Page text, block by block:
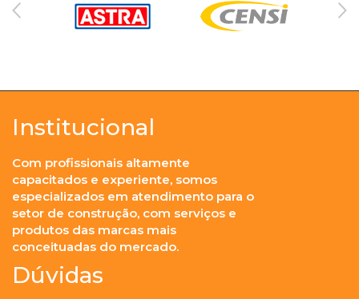
Institucional
Com profissionais altamente
capacitados e experiente, somos
especializados em atendimento para o
setor de construção, com serviços e
produtos das marcas mais
conceituadas do mercado.
Dúvidas